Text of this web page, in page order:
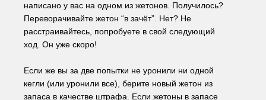
написано у вас на одном из жетонов. Получилось?
Переворачивайте жетон “в зачёт”. Нет? Не
расстраивайтесь, попробуете в свой следующий
ход. Он уже скоро!
Если же вы за две попытки не уронили ни одной
кегли (или уронили все), берите новый жетон из
запаса в качестве штрафа. Если жетоны в запасе